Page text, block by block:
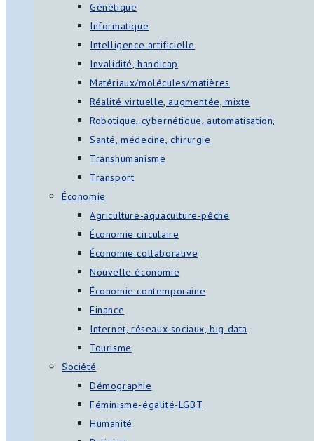
Génétique
Informatique
Intelligence artificielle
Invalidité, handicap
Matériaux/molécules/matières
Réalité virtuelle, augmentée, mixte
Robotique, cybernétique, automatisation,
Santé, médecine, chirurgie
Transhumanisme
Transport
Économie
Agriculture-aquaculture-pêche
Économie circulaire
Économie collaborative
Nouvelle économie
Économie contemporaine
Finance
Internet, réseaux sociaux, big data
Tourisme
Société
Démographie
Féminisme-égalité-LGBT
Humanité